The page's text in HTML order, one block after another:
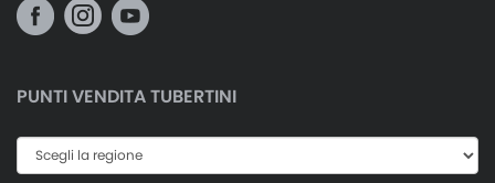
PUNTI VENDITA TUBERTINI